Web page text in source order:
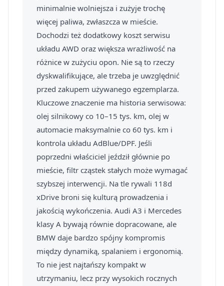
minimalnie wolniejsza i zużyje trochę
więcej paliwa, zwłaszcza w mieście.
Dochodzi też dodatkowy koszt serwisu
układu AWD oraz większa wrażliwość na
różnice w zużyciu opon. Nie są to rzeczy
dyskwalifikujące, ale trzeba je uwzględnić
przed zakupem używanego egzemplarza.
Kluczowe znaczenie ma historia serwisowa:
olej silnikowy co 10–15 tys. km, olej w
automacie maksymalnie co 60 tys. km i
kontrola układu AdBlue/DPF. Jeśli
poprzedni właściciel jeździł głównie po
mieście, filtr cząstek stałych może wymagać
szybszej interwencji. Na tle rywali 118d
xDrive broni się kulturą prowadzenia i
jakością wykończenia. Audi A3 i Mercedes
klasy A bywają równie dopracowane, ale
BMW daje bardzo spójny kompromis
między dynamiką, spalaniem i ergonomią.
To nie jest najtańszy kompakt w
utrzymaniu, lecz przy wysokich rocznych